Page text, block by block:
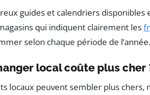
guides et calendriers disponibles
qui indiquent clairement les
selon chaque période de l’année.
local coûte plus cher
locaux peuvent sembler plus chers,